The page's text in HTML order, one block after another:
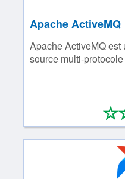
Apache ActiveMQ
Apache ActiveMQ
source multi-